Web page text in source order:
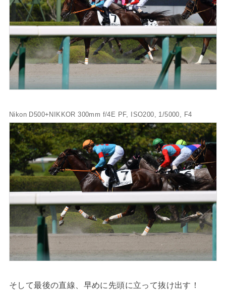
Nikon D500+NIKKOR 300mm f/4E PF, ISO200, 1/5000, F4
そして最後の直線、早めに先頭に立って抜け出す！